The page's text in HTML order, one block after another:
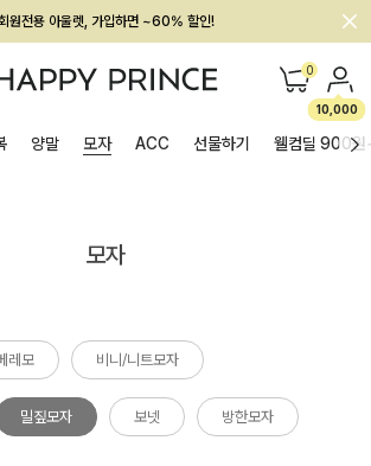
원전용 아울렛, 가입하면 ~60% 할인!
멤버십 최대 28,000원 혜택 0
10,000
양말 모자 ACC 선물하기 웰컴딜 900원
모자
레모 비니/니트모자
밀짚모자 보넷 방한모자